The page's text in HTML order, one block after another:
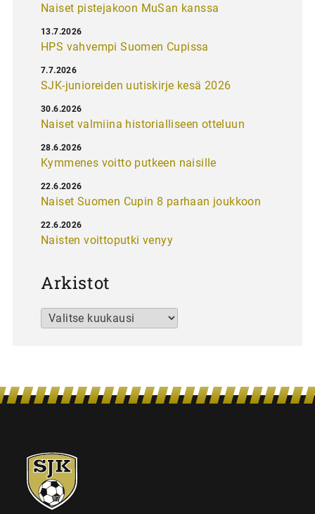
Naiset pistejakoon MuSan kanssa
HPS vahvempi Suomen Cupissa
13.7.2026
SJK-junioreiden uutiskirje kesä 2026
7.7.2026
Naiset valmiina historialliseen otteluun
30.6.2026
Kymmenes voitto putkeen naisille
28.6.2026
Naiset Suomen Cupin 8 parhaan joukkoon
22.6.2026
Naisten voittoputki venyy
22.6.2026
Arkistot
Arkistot
SJK-
juniorit